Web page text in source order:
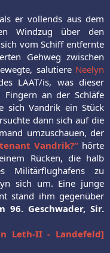
er vollends aus dem
Windzug über den
vom Schiff entfernte
Gehweg zwischen
salutiere Neelyn
LAAT/is, was dieser
an der Schläfe
sich Vandrik ein Stück
dann sich auf die
umzuschauen, der
Vandrik?“ hörte
Rücken, die halb
Militärflughafens zu
sich um. Eine junge
stand ihm gegenüber
96. Geschwader, Sir.
Leth-II - Landefeld]